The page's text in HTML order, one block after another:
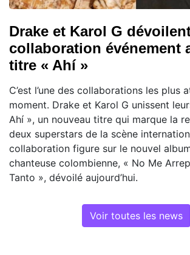
Drake et Karol G
collaboration événement
titre « Ahí »
C’est l’une des collaborations les plus
moment. Drake et Karol G unissent
Ahí », un nouveau titre qui marque la
deux superstars de la scène
collaboration figure sur le nouvel
chanteuse colombienne, « No Me
Tanto », dévoilé aujourd’hui.
Voir toutes les news